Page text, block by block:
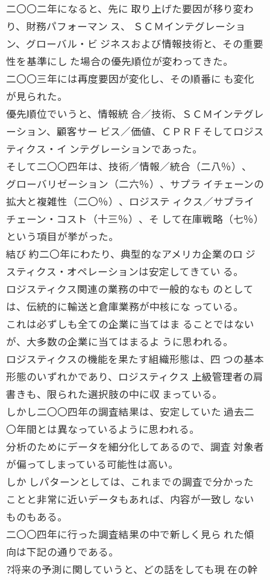
二〇〇二年になると、先に 取り上げた要因が移り変わ
り、財務パフォーマン ス、 ＳＣＭインテグレーショ
ン、グローバル・ビ ジネスおよび情報技術と、その重要
性を基準にし た場合の優先順位が変わってきた。
二〇〇三年には再度要因が変化し、その順番に も変化
が見られた。
優先順位でいうと、情報統 合／技術、ＳＣＭインテグレ
ーション、顧客サー ビス／価値、ＣＰＲＦそしてロジス
ティクス・イ ンテグレーションであった。
そして二〇〇四年は、技術／情報／統合（二八％）、
グローバリゼーション（二六％）、サプラ イチェーンの
拡大と複雑性（二〇％）、ロジステ ィクス／サプライ
チェーン・コスト（十三％）、そ して在庫戦略（七％）
という項目が挙がった。
結び 約二〇年にわたり、典型的なアメリカ企業のロ ジ
スティクス・オペレーションは安定してきてい る。
ロジスティクス関連の業務の中で一般的なも のとして
は、伝統的に輸送と倉庫業務が中核にな っている。
これは必ずしも全ての企業に当てはま ることではない
が、大多数の企業に当てはまるよ うに思われる。
ロジスティクスの機能を果たす組織形態は、四 つの基本
形態のいずれかであり、ロジスティクス 上級管理者の肩
書きも、限られた選択肢の中に収 まっている。
しかし二〇〇四年の調査結果は、安定していた 過去二
〇年間とは異なっているように思われる。
分析のためにデータを細分化してあるので、調査 対象者
が偏ってしまっている可能性は高い。
しか しパターンとしては、これまでの調査で分かった
ことと非常に近いデータもあれば、内容が一致し ない
ものもある。
二〇〇四年に行った調査結果の中で新しく見ら れた傾
向は下記の通りである。
?将来の予測に関していうと、どの話をしても現 在の幹